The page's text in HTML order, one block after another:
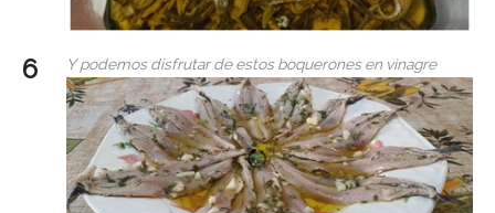
Y podemos disfrutar de estos boquerones en vinagre